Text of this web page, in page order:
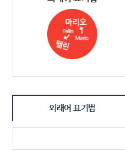
외래어 표기법